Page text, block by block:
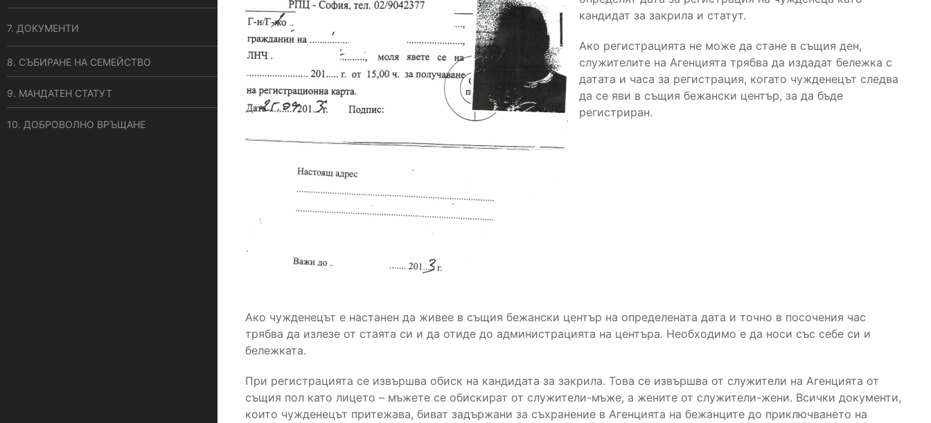
7. ДОКУМЕНТИ
8. СЪБИРАНЕ НА СЕМЕЙСТВО
9. МАНДАТЕН СТАТУТ
10. ДОБРОВОЛНО ВРЪЩАНЕ
кандидат за закрила и статут.
Ако регистрацията не може да стане в същия ден,
служителите на Агенцията трябва да издадат бележка с
датата и часа за регистрация, когато чужденецът следва
да се яви в същия бежански център, за да бъде
регистриран.
Ако чужденецът е настанен да живее в същия бежански център на определената дата и точно в посочения час
трябва да излезе от стаята си и да отиде до администрацията на центъра. Необходимо е да носи със себе си и
бележката.
При регистрацията се извършва обиск на кандидата за закрила. Това се извършва от служители на Агенцията от
същия пол като лицето – мъжете се обискират от служители-мъже, а жените от служители-жени. Всички документи,
които чужденецът притежава, биват задържани за съхранение в Агенцията на бежанците до приключването на